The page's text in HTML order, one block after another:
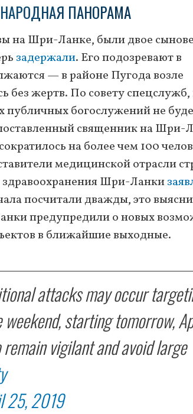
ПАНОРАМА
на Шри-Ланке, были двое
задержали. Его подозревают в
— в районе Пугода возле
без жертв. По совету спецслужб,
публичных богослужений не
священник на Шри-
на более чем 100
медицинской отрасли
Шри-Ланки
посчитали дважды, это
предупредили о новых
в ближайшие выходные.
attacks may occur
starting tomorrow,
vigilant and avoid large
25, 2019